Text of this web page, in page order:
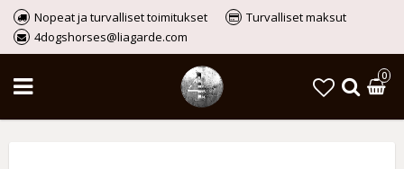
Nopeat ja turvalliset toimitukset
Turvalliset maksut
4dogshorses@liagarde.com
0